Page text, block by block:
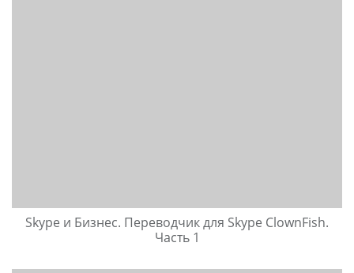
Skype и Бизнес. Переводчик для Skype ClownFish.
Часть 1